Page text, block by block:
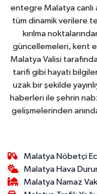
entegre Malatya canlı
tüm dinamik verilere
kırılma
güncellemeleri, kent
Malatya Valisi
tarifi gibi hayati
uzak bir şekilde
haberleri ile şehrin
gelişmelerinden
Malatya Nöbetçi
Malatya Hava
Malatya Namaz